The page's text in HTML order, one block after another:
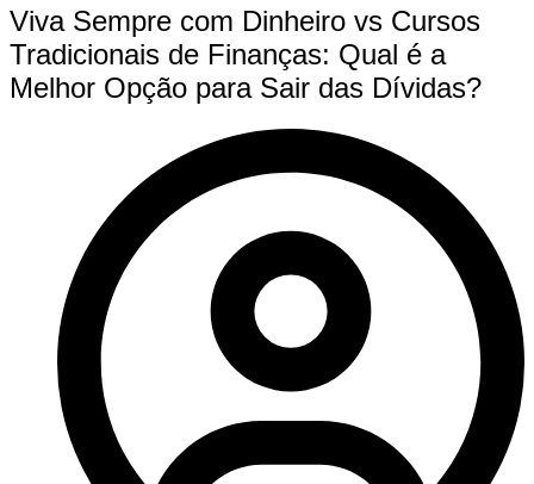
Viva Sempre com Dinheiro vs Cursos
Tradicionais de Finanças: Qual é a
Melhor Opção para Sair das Dívidas?